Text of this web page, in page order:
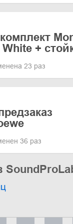
+
23 раз
36 раз